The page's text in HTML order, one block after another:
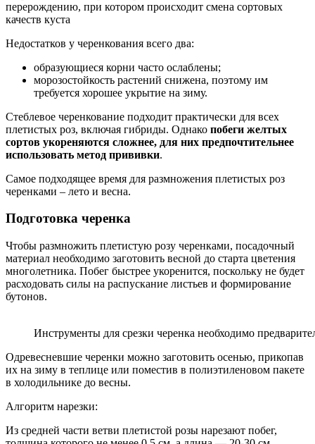
перерождению, при котором происходит смена сортовых
качеств куста
Недостатков у черенкования всего два:
образующиеся корни часто ослаблены;
морозостойкость растений снижена, поэтому им
требуется хорошее укрытие на зиму.
Стеблевое черенкование подходит практически для всех
плетистых роз, включая гибриды. Однако побеги желтых
сортов укореняются сложнее, для них предпочтительнее
использовать метод прививки.
Самое подходящее время для размножения плетистых роз
черенками – лето и весна.
Подготовка черенка
Чтобы размножить плетистую розу черенками, посадочный
материал необходимо заготовить весной до старта цветения
многолетника. Побег быстрее укоренится, поскольку не будет
расходовать силы на распускание листьев и формирование
бутонов.
Инструменты для срезки черенка необходимо
Одревесневшие черенки можно заготовить осенью, прикопав
их на зиму в теплице или поместив в полиэтиленовом пакете
в холодильнике до весны.
Алгоритм нарезки:
Из средней части ветви плетистой розы нарезают побег,